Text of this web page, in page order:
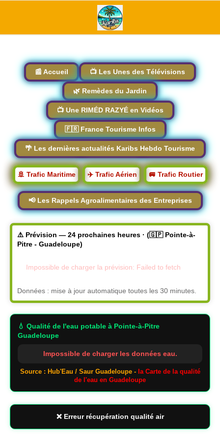
📰 Accueil 📺 Les Unes des Télévisions
🌿 Remèdes du Jardin
📺 Une RIMÉD RAZYÉ en Vidéos
🇫🇷 France Tourisme Infos
🌴 Les dernières actualités Karibs Hebdo Tourisme
🚢 Trafic Maritime ✈️ Trafic Aérien 🚐 Trafic Routier
📢 Les Rappels Agroalimentaires des Entreprises
⚠️ Prévision — 24 prochaines heures · (🇬🇵 Pointe-à-
Pitre - Guadeloupe)
Impossible de charger la prévision: Failed to fetch
Données : mise à jour automatique toutes les 30 minutes.
💧 Qualité de l'eau potable à Pointe-à-Pitre
Guadeloupe
Impossible de charger les données eau.
Source : Hub'Eau / Saur Guadeloupe - la Carte de la qualité
de l'eau en Guadeloupe
❌ Erreur récupération qualité air